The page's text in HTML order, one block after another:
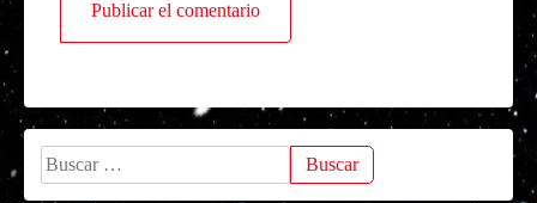
Buscar: